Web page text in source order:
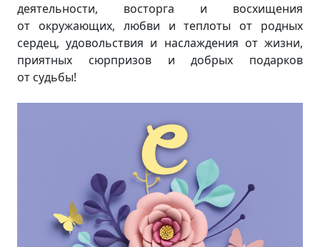
деятельности, восторга и восхищения
от окружающих, любви и теплоты от родных
сердец, удовольствия и наслаждения от жизни,
приятных сюрпризов и добрых подарков
от судьбы!